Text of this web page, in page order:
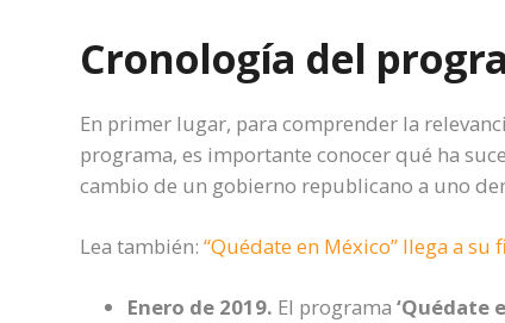
Cronología del
En primer lugar, para comprender la
programa, es importante conocer qué ha
cambio de un gobierno republicano a uno
Lea también: “Quédate en México” llega a
Enero de 2019. El programa ‘Quédate